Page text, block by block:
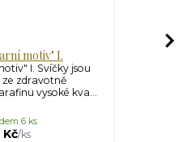
motiv" I.
I. Svíčky jsou
zdravotně
vysoké kva...
Kč/ks
6 ks